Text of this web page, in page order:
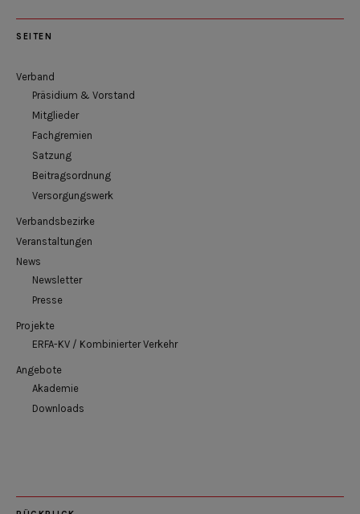
SEITEN
Verband
Präsidium & Vorstand
Mitglieder
Fachgremien
Satzung
Beitragsordnung
Versorgungswerk
Verbandsbezirke
Veranstaltungen
News
Newsletter
Presse
Projekte
ERFA-KV / Kombinierter Verkehr
Angebote
Akademie
Downloads